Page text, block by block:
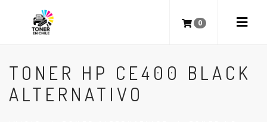
0
TONER HP CE400 BLACK
ALTERNATIVO